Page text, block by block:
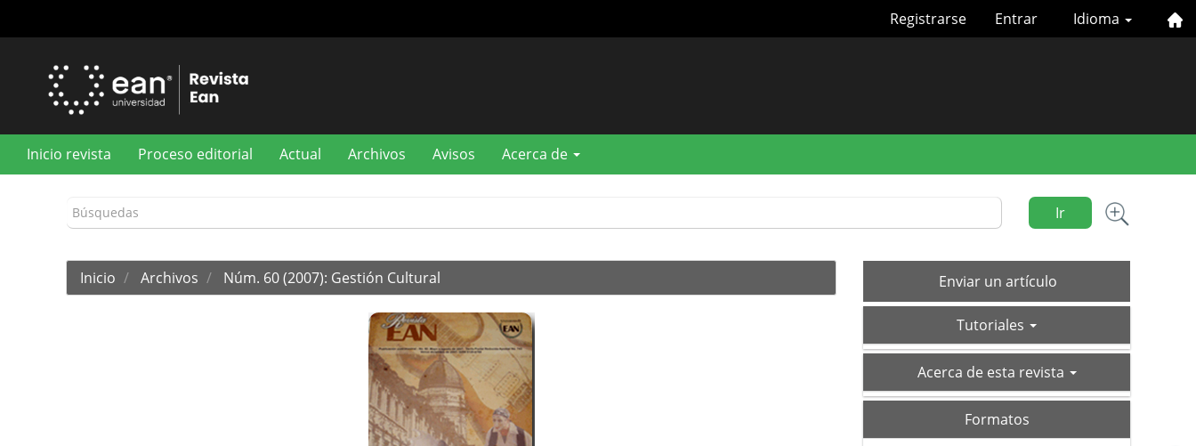
principal
Idioma
Registrarse Entrar
Inicio revista Proceso editorial Actual Archivos Avisos Acerca de
Ir
Inicio Archivos Núm. 60 (2007): Gestión Cultural Enviar
un
Enviar un artículo
Tutoriales
acerca-Acerca de esta revista
Formatos